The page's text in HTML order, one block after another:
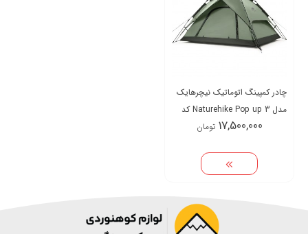
چادر کمپینگ اتوماتیک نیچرهایک
مدل Naturehike Pop up 3 کد
NH21ZP008
17,500,000 تومان